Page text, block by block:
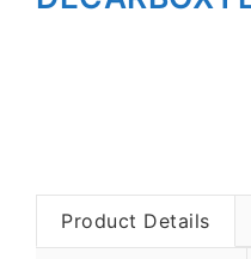
Product Details